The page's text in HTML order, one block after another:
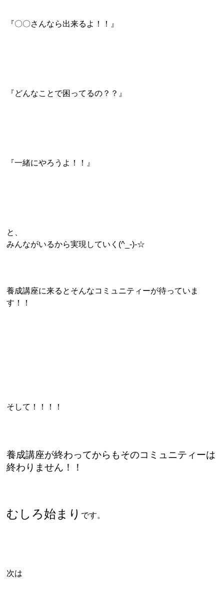
『〇〇さんなら出来るよ！！』
『どんなことで困ってるの？？』
『一緒にやろうよ！！』
と、
みんながいるから実現していく(^_-)-☆
養成講座に来るとそんなコミュニティーが待っていま
す！！
そして！！！！
養成講座が終わってからもそのコミュニティーは
終わりません！！
むしろ始まり です。
次は